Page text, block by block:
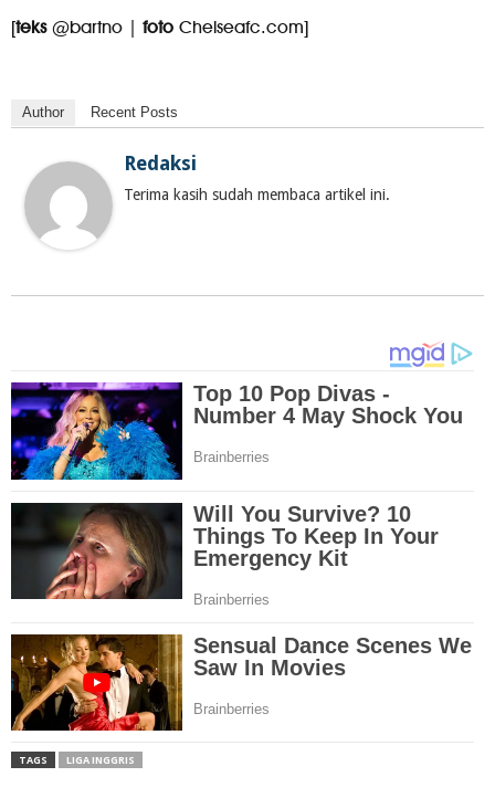
[teks@bartno | foto Chelseafc.com]
Author Recent Posts
Redaksi
Terima kasih sudah membaca artikel ini.
TAGS LIGA INGGRIS